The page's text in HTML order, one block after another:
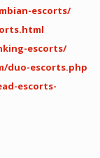
escorts/
escorts/
duo-escorts.php
escorts-